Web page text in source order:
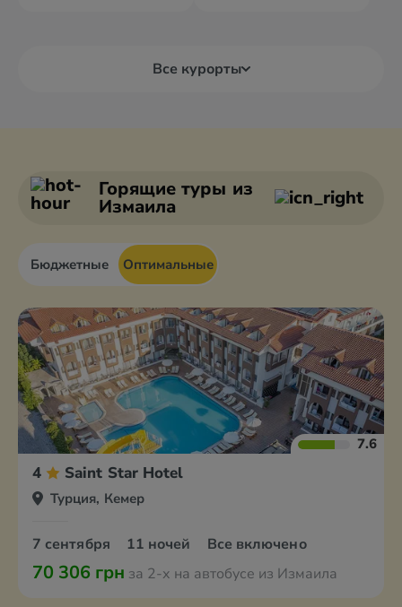
Все курорты
Анкара Белек
Горящие туры из
Измаила
Бюджетные Оптимальные
7.6
4 Saint Star Hotel
Турция, Кемер
7 сентября 11 ночей Все включено
70 306 грн за 2-х на автобусе из Измаила